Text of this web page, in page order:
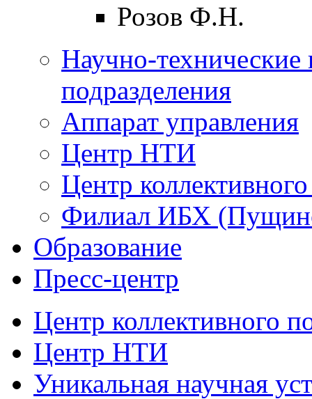
Розов Ф.Н.
Научно-технические
подразделения
Аппарат управления
Центр НТИ
Центр
Филиал ИБХ
Образование
Пресс-центр
Центр коллективного
Центр НТИ
Уникальная научная